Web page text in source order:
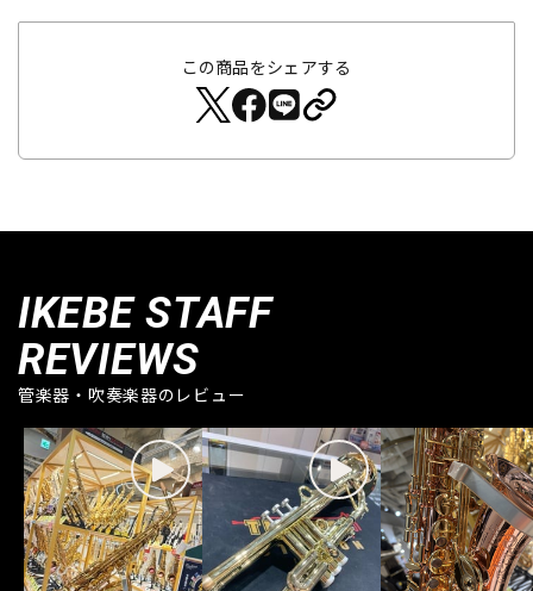
この商品をシェアする
IKEBE STAFF
REVIEWS
管楽器・吹奏楽器のレビュー